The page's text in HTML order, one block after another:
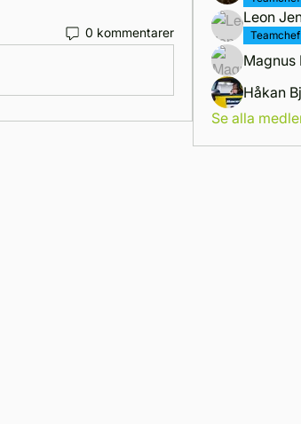
0 kommentarer
Leon
Teamchef
Magnus
Håkan
Se alla